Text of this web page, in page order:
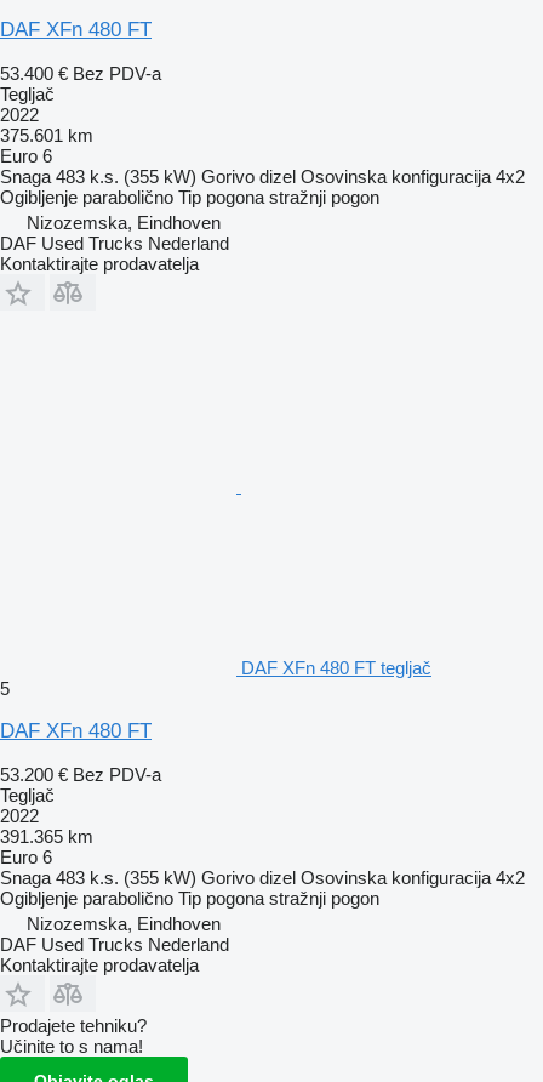
DAF XFn 480 FT
53.400 € Bez PDV-a
Tegljač
2022
375.601 km
Euro 6
Snaga 483 k.s. (355 kW) Gorivo dizel Osovinska konfiguracija 4x2
Ogibljenje parabolično Tip pogona stražnji pogon
Nizozemska, Eindhoven
DAF Used Trucks Nederland
Kontaktirajte prodavatelja
DAF XFn 480 FT tegljač
5
DAF XFn 480 FT
53.200 € Bez PDV-a
Tegljač
2022
391.365 km
Euro 6
Snaga 483 k.s. (355 kW) Gorivo dizel Osovinska konfiguracija 4x2
Ogibljenje parabolično Tip pogona stražnji pogon
Nizozemska, Eindhoven
DAF Used Trucks Nederland
Kontaktirajte prodavatelja
Prodajete tehniku?
Učinite to s nama!